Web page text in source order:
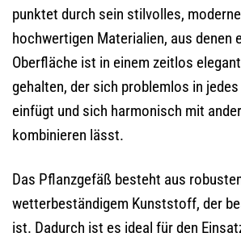
punktet durch sein stilvolles,
hochwertigen Materialien, aus denen
Oberfläche ist in einem zeitlos
gehalten, der sich problemlos in
einfügt und sich harmonisch mit
kombinieren lässt.
Das Pflanzgefäß besteht aus
wetterbeständigem Kunststoff, der
ist. Dadurch ist es ideal für den